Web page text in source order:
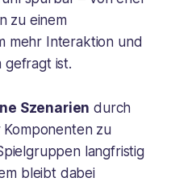
zu einem
mehr Interaktion und
gefragt ist.
Szenarien durch
Komponenten zu
langfristig
bleibt dabei